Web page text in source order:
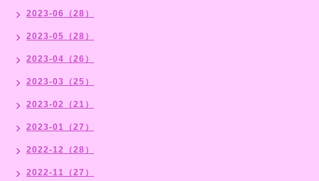
2023-06（28）
2023-05（28）
2023-04（26）
2023-03（25）
2023-02（21）
2023-01（27）
2022-12（28）
2022-11（27）